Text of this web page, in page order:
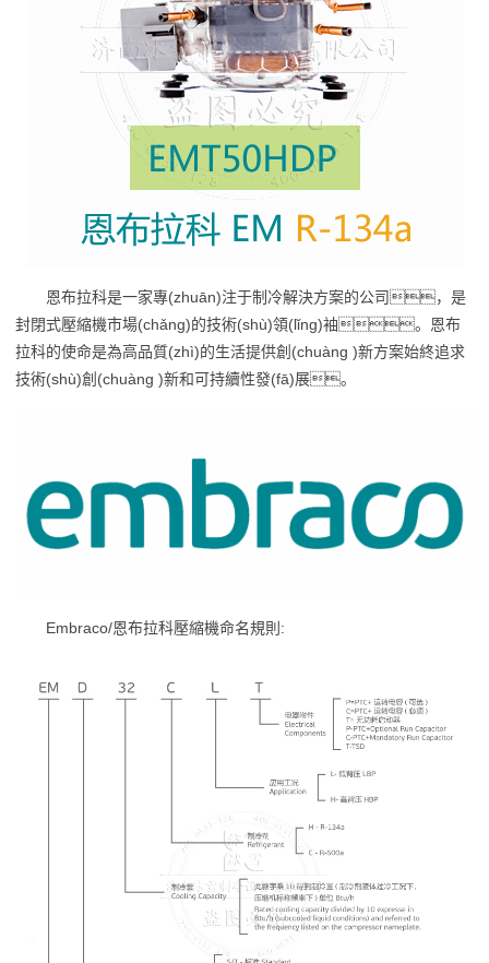
恩布拉科是一家專(zhuān)注于制冷解決方案的公司，是
封閉式壓縮機市場(chǎng)的技術(shù)領(lǐng)袖。恩布
拉科的使命是為高品質(zhì)的生活提供創(chuàng )新方案始終追求
技術(shù)創(chuàng )新和可持續性發(fā)展。
Embraco/恩布拉科壓縮機命名規則: